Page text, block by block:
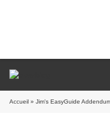
Accueil » Jim's EasyGuide Addendum for 100%